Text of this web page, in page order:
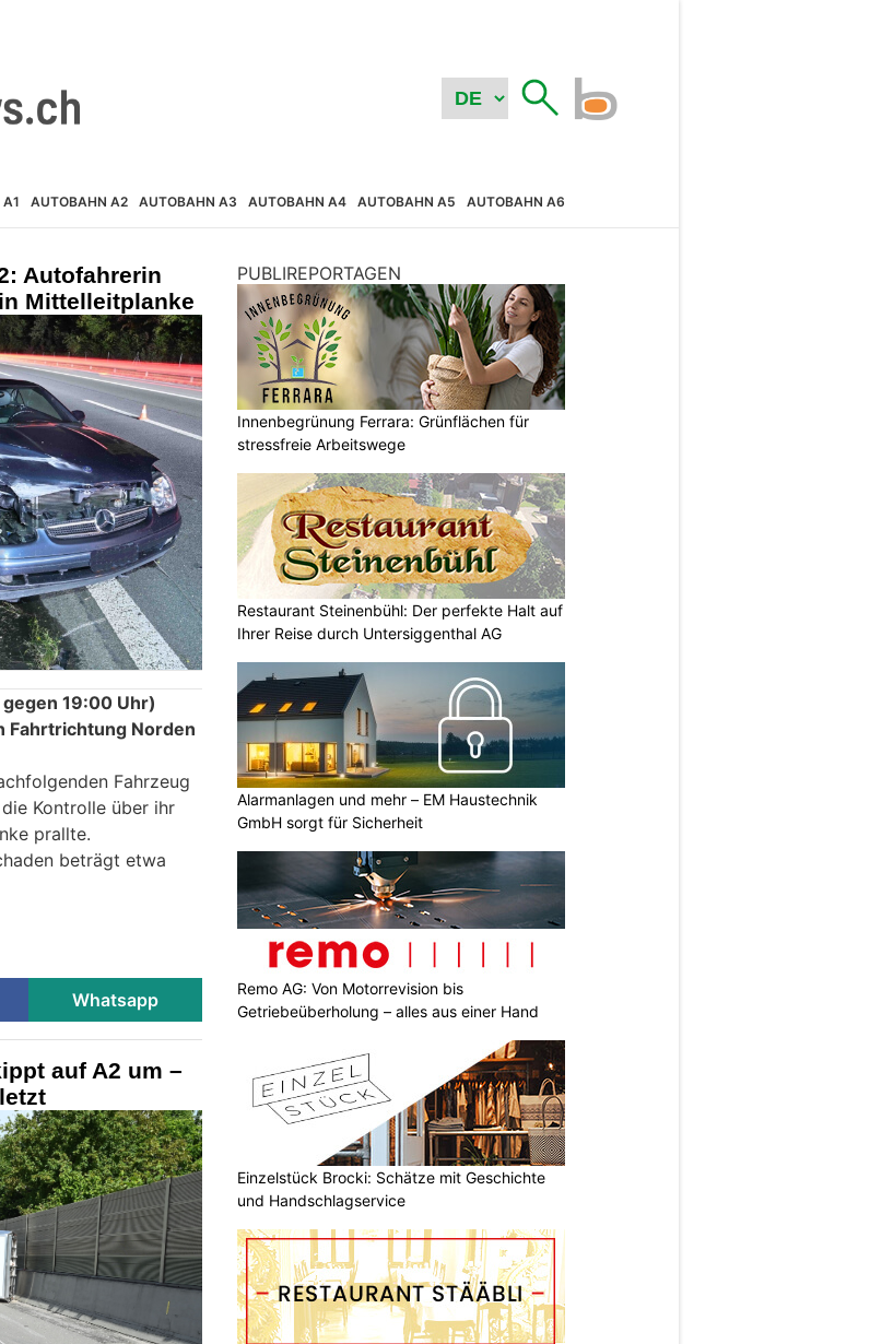
AUTOBAHN A2 AUTOBAHN A3 AUTOBAHN A4 AUTOBAHN A5 AUTOBAHN A6
Autofahrerin
Mittelleitplanke
19:00 Uhr)
Fahrtrichtung Norden
Fahrzeug
Kontrolle über ihr
prallte.
beträgt etwa
Whatsapp
auf A2 um –
PUBLIREPORTAGEN
Innenbegrünung Ferrara: Grünflächen für
stressfreie Arbeitswege
Restaurant Steinenbühl: Der perfekte Halt auf
Ihrer Reise durch Untersiggenthal AG
Alarmanlagen und mehr – EM Haustechnik
GmbH sorgt für Sicherheit
Remo AG: Von Motorrevision bis
Getriebeüberholung – alles aus einer Hand
Einzelstück Brocki: Schätze mit Geschichte
und Handschlagservice